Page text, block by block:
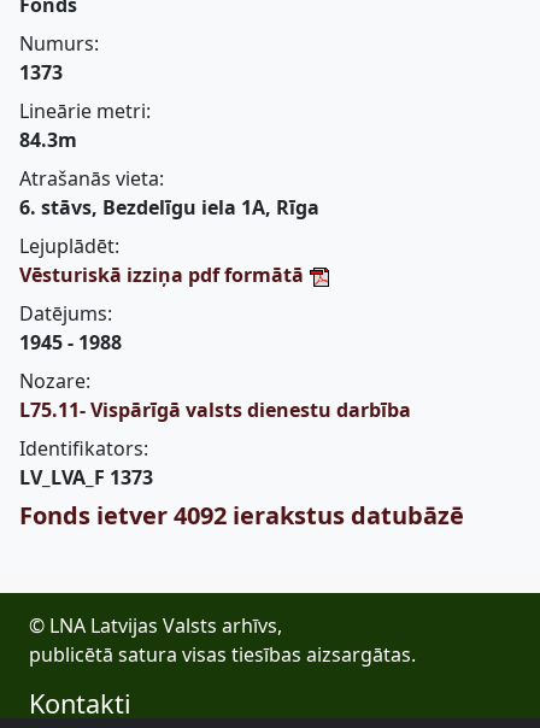
Numurs:
1373
Lineārie metri:
84.3m
Atrašanās vieta:
6. stāvs, Bezdelīgu iela 1A, Rīga
Lejuplādēt:
Vēsturiskā izziņa pdf formātā
Datējums:
1945 - 1988
Nozare:
L75.11- Vispārīgā valsts dienestu darbība
Identifikators:
LV_LVA_F 1373
Fonds ietver 4092 ierakstus datubāzē
© LNA Latvijas Valsts arhīvs,
publicētā satura visas tiesības aizsargātas.
Kontakti